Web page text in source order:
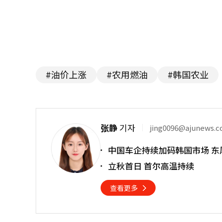
#油价上涨 #农用燃油 #韩国农业
张静 기자
中国车企持续加码韩国市场
立秋首日 首尔高温持续
查看更多